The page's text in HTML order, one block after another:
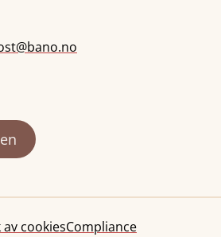
av cookiesCompliance